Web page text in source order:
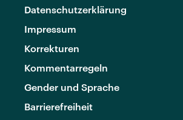
Datenschutzerklärung
Impressum
Korrekturen
Kommentarregeln
Gender und Sprache
Barrierefreiheit